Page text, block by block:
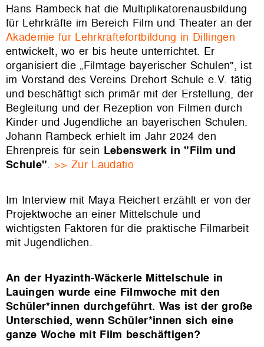
Hans Rambeck hat die Multiplikatorenausbildung
für Lehrkräfte im Bereich Film und Theater an der
Akademie für Lehrkräftefortbildung in Dillingen
entwickelt, wo er bis heute unterrichtet. Er
organisiert die „Filmtage bayerischer Schulen", ist
im Vorstand des Vereins Drehort Schule e.V. tätig
und beschäftigt sich primär mit der Erstellung, der
Begleitung und der Rezeption von Filmen durch
Kinder und Jugendliche an bayerischen Schulen.
Johann Rambeck erhielt im Jahr 2024 den
Ehrenpreis für sein Lebenswerk in "Film und
Schule".>> Zur Laudatio
Im Interview mit Maya Reichert erzählt er von der
Projektwoche an einer Mittelschule und
wichtigsten Faktoren für die praktische Filmarbeit
mit Jugendlichen.
An der Hyazinth-Wäckerle Mittelschule in
Lauingen wurde eine Filmwoche mit den
Schüler*innen durchgeführt. Was ist der große
Unterschied, wenn Schüler*innen sich eine
ganze Woche mit Film beschäftigen?